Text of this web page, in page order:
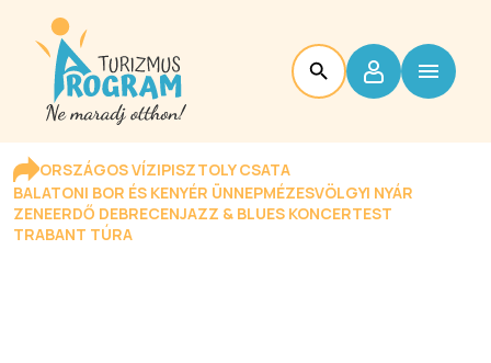
ORSZÁGOS VÍZIPISZTOLY CSATA
BALATONI BOR ÉS KENYÉR ÜNNEPMÉZESVÖLGYI NYÁR
ZENEERDŐ DEBRECENJAZZ & BLUES KONCERTEST
TRABANT TÚRA